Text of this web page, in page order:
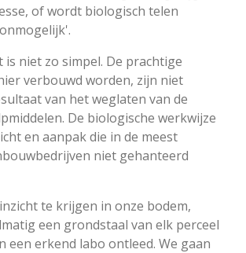
of wordt biologisch telen
is niet zo simpel. De prachtige
verbouwd worden, zijn niet
van het weglaten van de
De biologische werkwijze
en aanpak die in de meest
niet gehanteerd
te krijgen in onze bodem,
een grondstaal van elk perceel
een erkend labo ontleed. We gaan